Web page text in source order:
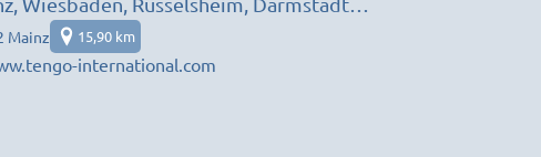
Mainz 15,90 km
international.com